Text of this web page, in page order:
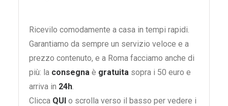
Ricevilo comodamente a casa in tempi rapidi.
Garantiamo da sempre un servizio veloce e a
prezzo contenuto, e a Roma facciamo anche di
più: la consegna è gratuita sopra i 50 euro e
arriva in 24h.
Clicca QUI o scrolla verso il basso per vedere i